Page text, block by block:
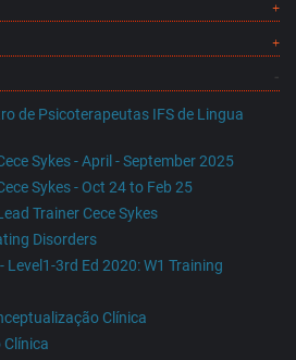
de Psicoterapeutas IFS de Lingua
Sykes - April - September 2025
Sykes - Oct 24 to Feb 25
Trainer Cece Sykes
Disorders
3rd Ed 2020: W1 Training
Clínica
Clínica